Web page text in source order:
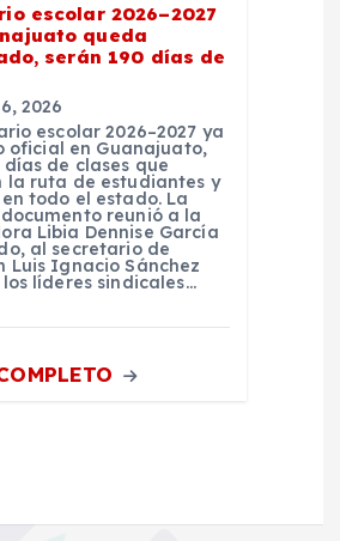
escolar 2026–2027
queda
serán 190 días de
2026
escolar 2026–2027 ya
oficial en Guanajuato,
días de clases que
la ruta de estudiantes y
todo el estado. La
reunió a la
Libia Dennise García
al secretario de
Luis Ignacio Sánchez
los líderes sindicales…